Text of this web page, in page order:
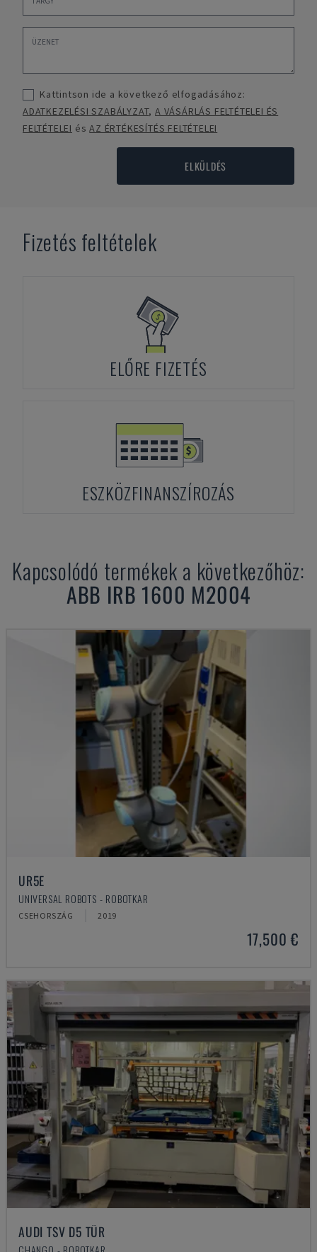
Kattintson ide a következő elfogadásához:
ADATKEZELÉSI SZABÁLYZAT,A VÁSÁRLÁS FELTÉTELEI ÉS
FELTÉTELEI ésAZ ÉRTÉKESÍTÉS FELTÉTELEI
ELKÜLDÉS
Fizetés feltételek
ELŐRE FIZETÉS
ESZKÖZFINANSZÍROZÁS
Kapcsolódó termékek a következőhöz:
ABB IRB 1600 M2004
UR5E
UNIVERSAL ROBOTS - ROBOTKAR
CSEHORSZÁG 2019
17,500 €
AUDI TSV D5 TÜR